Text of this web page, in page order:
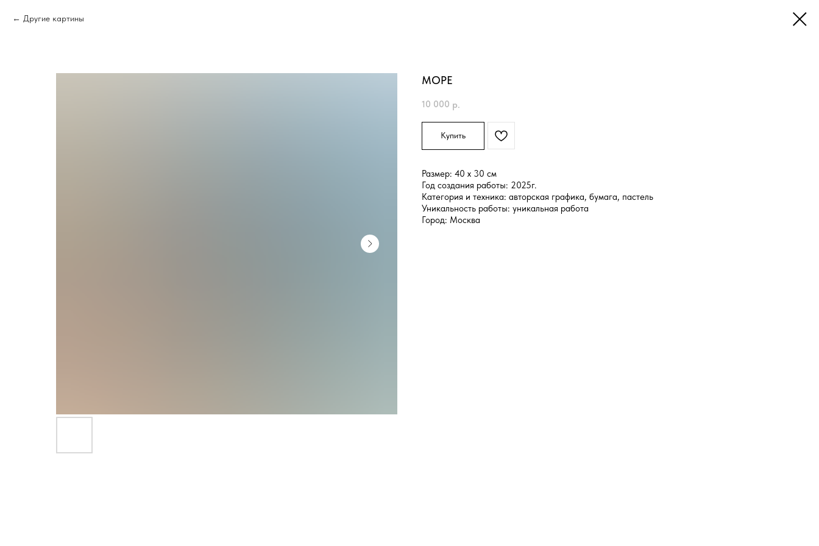
Другие картины
МОРЕ
10 000 р.
Купить
Размер: 40 x 30 см
Год создания работы: 2025г.
Категория и техника: авторская графика, бумага, пастель
Уникальность работы: уникальная работа
Город: Москва